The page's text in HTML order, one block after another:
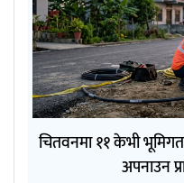
चितवनमा ११ केभी भूमिगत
अपनाउन